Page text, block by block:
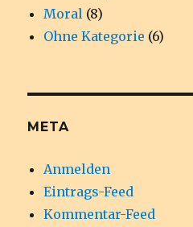
Moral (8)
Ohne Kategorie (6)
META
Anmelden
Eintrags-Feed
Kommentar-Feed